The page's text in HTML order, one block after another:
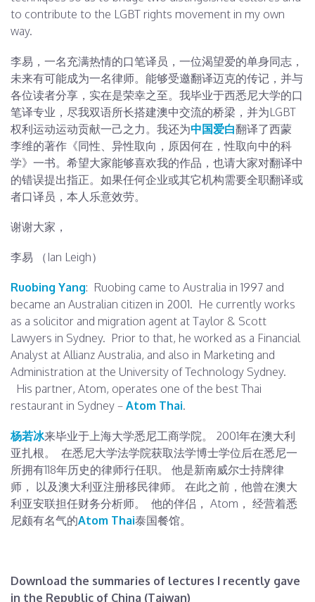
to contribute to the LGBT rights movement in my own
way.
李易，一名充满热情的口笔译员，一位渴望爱的单身同志，
未来有可能成为一名律师。能够受邀翻译迈克的传记，并与
各位读者分享，实在是荣幸之至。我毕业于西悉尼大学的口
笔译专业，尽我双语所长搭建澳中交流的桥梁，并为LGBT
权利运动运动贡献一己之力。我还为中国爱白翻译了西蒙
李维的著作《同性、异性取向，原因何在，性取向中的科
学》一书。希望大家能够喜欢我的作品，也请大家对翻译中
的错误提出指正。如果任何企业或其它机构需要全职翻译或
者口译员，本人乐意效劳。
谢谢大家，
李易 （Ian Leigh）
Ruobing Yang: Ruobing came to Australia in 1997 and
became an Australian citizen in 2001. He currently works
as a solicitor and migration agent at Taylor & Scott
Lawyers in Sydney. Prior to that, he worked as a Financial
Analyst at Allianz Australia, and also in Marketing and
Administration at the University of Technology Sydney.
His partner, Atom, operates one of the best Thai
restaurant in Sydney – Atom Thai.
杨若冰来毕业于上海大学悉尼工商学院。 2001年在澳大利
亚扎根。 在悉尼大学法学院获取法学博士学位后在悉尼一
所拥有118年历史的律师行任职。 他是新南威尔士持牌律
师， 以及澳大利亚注册移民律师。 在此之前，他曾在澳大
利亚安联担任财务分析师。 他的伴侣， Atom， 经营着悉
尼颇有名气的Atom Thai泰国餐馆。
Download the summaries of lectures I recently gave
in the Republic of China (Taiwan)